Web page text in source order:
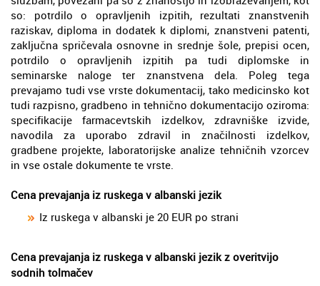
so: potrdilo o opravljenih izpitih, rezultati znanstvenih
raziskav, diploma in dodatek k diplomi, znanstveni patenti,
zaključna spričevala osnovne in srednje šole, prepisi ocen,
potrdilo o opravljenih izpitih pa tudi diplomske in
seminarske naloge ter znanstvena dela. Poleg tega
prevajamo tudi vse vrste dokumentacij, tako medicinsko kot
tudi razpisno, gradbeno in tehnično dokumentacijo oziroma:
specifikacije farmacevtskih izdelkov, zdravniške izvide,
navodila za uporabo zdravil in značilnosti izdelkov,
gradbene projekte, laboratorijske analize tehničnih vzorcev
in vse ostale dokumente te vrste.
Cena prevajanja iz ruskega v albanski jezik
Iz ruskega v albanski je 20 EUR po strani
Cena prevajanja iz ruskega v albanski jezik z overitvijo
sodnih tolmačev